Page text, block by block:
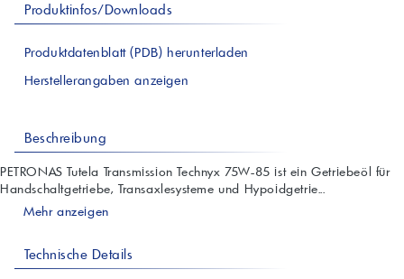
Produktinfos/Downloads
Produktdatenblatt (PDB) herunterladen
Herstellerangaben anzeigen
Beschreibung
PETRONAS Tutela Transmission Technyx 75W-85 ist ein Getriebeöl für
Handschaltgetriebe, Transaxlesysteme und Hypoidgetrie...
Mehr anzeigen
Technische Details